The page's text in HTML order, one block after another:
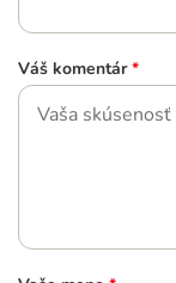
Váš komentár *